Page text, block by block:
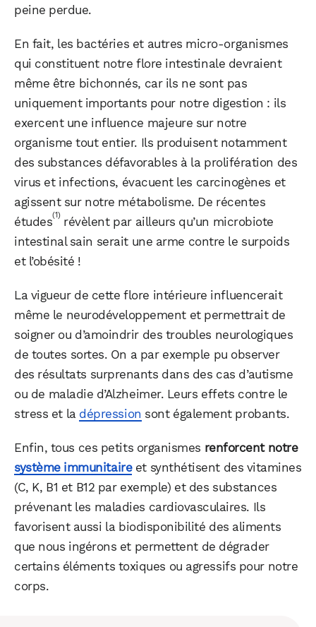
peine perdue.
En fait, les bactéries et autres micro-organismes
qui constituent notre flore intestinale devraient
même être bichonnés, car ils ne sont pas
uniquement importants pour notre digestion : ils
exercent une influence majeure sur notre
organisme tout entier. Ils produisent notamment
des substances défavorables à la prolifération des
virus et infections, évacuent les carcinogènes et
agissent sur notre métabolisme. De récentes
études(1) révèlent par ailleurs qu’un microbiote
intestinal sain serait une arme contre le surpoids
et l’obésité !
La vigueur de cette flore intérieure influencerait
même le neurodéveloppement et permettrait de
soigner ou d’amoindrir des troubles neurologiques
de toutes sortes. On a par exemple pu observer
des résultats surprenants dans des cas d’autisme
ou de maladie d’Alzheimer. Leurs effets contre le
stress et la dépression sont également probants.
Enfin, tous ces petits organismes renforcent notre
système immunitaireet synthétisent des vitamines
(C, K, B1 et B12 par exemple) et des substances
prévenant les maladies cardiovasculaires. Ils
favorisent aussi la biodisponibilité des aliments
que nous ingérons et permettent de dégrader
certains éléments toxiques ou agressifs pour notre
corps.